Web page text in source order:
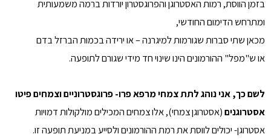
בזמן הווסת, רמות האסטרוגן והפרוגסטרון יורדות ברמה משמעותית
ומתרחש הדימום החודשי,
מכאן שתי סברות שגורמות למיגרנה – או ירידה בכמות הברזל בדם
או ש"מפל" ההורמונים הינו שינוי חד מידי שגורם לתופעה.
לשם כך, אני נוהג לתת צמחי מרפא פרו- פרוגסטרוניים וצמחים פיטו
אסטרוגנים(אסטרוגן צמחי), אלו צמחים המכילים מולקולות דמויות
אסטרוגן- יכולים לווסת את רמת ההורמונים ולסייע במניעת תופעה זו.